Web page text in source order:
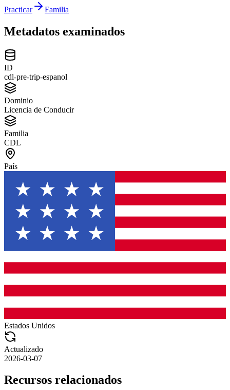
Practicar
Familia
Metadatos examinados
ID
cdl-pre-trip-espanol
Dominio
Licencia de Conducir
Familia
CDL
País
Estados Unidos
Actualizado
2026-03-07
Recursos relacionados